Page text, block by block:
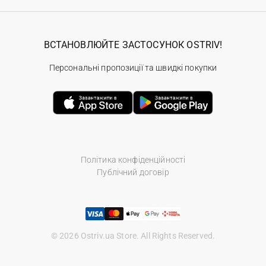
Політика конфіденційності
Публічний договір
© 2026 Ostriv.ua Store. All Rights Reserved.
ВСТАНОВЛЮЙТЕ ЗАСТОСУНОК OSTRIV!
Персональні пропозиції та швидкі покупки